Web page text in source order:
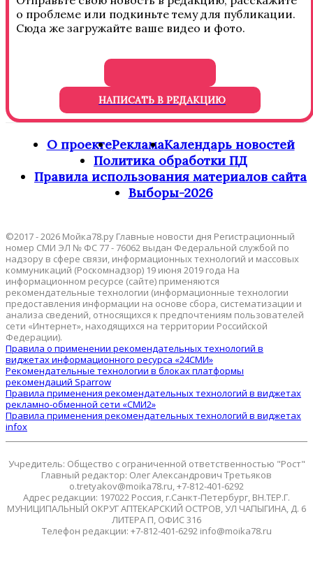
о проблеме или подкиньте тему для публикации.
Сюда же загружайте ваше видео и фото.
НАПИСАТЬ В РЕДАКЦИЮ
О проектеРекламаКалендарь новостей
Политика обработки ПД
Правила использования материалов сайта
Выборы-2026
©2017 - 2026 Мойка78.ру Главные новости дня Регистрационный
номер СМИ ЭЛ № ФС 77 - 76062 выдан Федеральной службой по
надзору в сфере связи, информационных технологий и массовых
коммуникаций (Роскомнадзор) 19 июня 2019 года На
информационном ресурсе (сайте) применяются
рекомендательные технологии (информационные технологии
предоставления информации на основе сбора, систематизации и
анализа сведений, относящихся к предпочтениям пользователей
сети «Интернет», находящихся на территории Российской
Федерации).
Правила о применении рекомендательных технологий в
виджетах информационного ресурса «24СМИ»
Рекомендательные технологии в блоках платформы
рекомендаций Sparrow
Правила применения рекомендательных технологий в виджетах
рекламно-обменной сети «СМИ2»
Правила применения рекомендательных технологий в виджетах
infox
Учредитель: Общество с ограниченной ответственностью "Рост"
Главный редактор: Олег Александрович Третьяков
o.tretyakov@moika78.ru, +7-812-401-6292
Адрес редакции: 197022 Россия, г.Санкт-Петербург, ВН.ТЕР.Г.
МУНИЦИПАЛЬНЫЙ ОКРУГ АПТЕКАРСКИЙ ОСТРОВ, УЛ ЧАПЫГИНА, Д. 6
ЛИТЕРА П, ОФИС 316
Телефон редакции: +7-812-401-6292 info@moika78.ru